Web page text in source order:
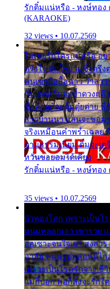
รักติ๋มแน่หรือ - หงษ์ทอง
(KARAOKE)
32 views • 10.07.2569
ไม่เคยรักใครแน่หรือ อ
ตรึงใจ ติ๋มใช่งามซึ้งตรึ
คนเขาลืออื้อฉาว ว่าสา
กัน แต่หวั่นจะช้ำดวงฤ
ชื่อต๋อยต้อยตุ้มตุ๋ยต่าย พี่
สาวบ้านนา แสนจะซอม
จริงเหมือนคำพร่ำเฉลย
ตามธรรมเนียม ติ๋มจะเ
หวั่นขอยอมได้เคียง
รักติ๋มแน่หรือ - หงษ์ทอง
35 views • 10.07.2569
บัวทองโศก เพราะเป็น
หนุ่มหลอกเอา เขารวย
ออเซาะจนใจเบา สงสา
อาลัย หนุ่มรูปหล่อหนีไก
เพราะเป็นโรครักจาง ชี
แม่ก็บอก พ่อก็สั่งจะรักใ